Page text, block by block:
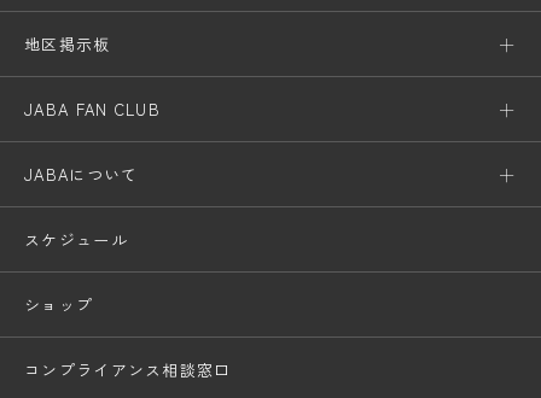
地区掲示板
JABA FAN CLUB
JABAについて
スケジュール
ショップ
コンプライアンス相談窓口